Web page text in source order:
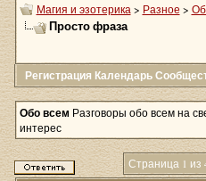
Магия и эзотерика > Разное >
Просто фраза
Регистрация Календарь
Обо всем Разговоры обо всем на
интерес
Страница 1 из